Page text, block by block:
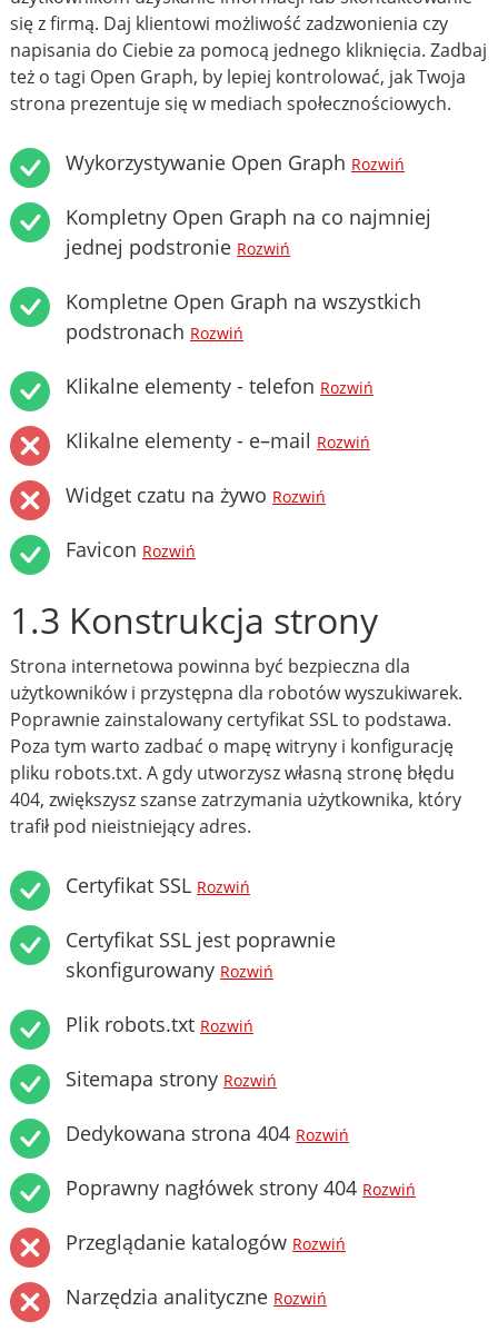
się z firmą. Daj klientowi możliwość zadzwonienia czy
napisania do Ciebie za pomocą jednego kliknięcia. Zadbaj
też o tagi Open Graph, by lepiej kontrolować, jak Twoja
strona prezentuje się w mediach społecznościowych.
Wykorzystywanie Open Graph Rozwiń
Kompletny Open Graph na co najmniej
jednej podstronie Rozwiń
Kompletne Open Graph na wszystkich
podstronach Rozwiń
Klikalne elementy - telefon Rozwiń
Klikalne elementy - e–mail Rozwiń
Widget czatu na żywo Rozwiń
Favicon Rozwiń
1.3 Konstrukcja strony
Strona internetowa powinna być bezpieczna dla
użytkowników i przystępna dla robotów wyszukiwarek.
Poprawnie zainstalowany certyfikat SSL to podstawa.
Poza tym warto zadbać o mapę witryny i konfigurację
pliku robots.txt. A gdy utworzysz własną stronę błędu
404, zwiększysz szanse zatrzymania użytkownika, który
trafił pod nieistniejący adres.
Certyfikat SSL Rozwiń
Certyfikat SSL jest poprawnie
skonfigurowany Rozwiń
Plik robots.txt Rozwiń
Sitemapa strony Rozwiń
Dedykowana strona 404 Rozwiń
Poprawny nagłówek strony 404 Rozwiń
Przeglądanie katalogów Rozwiń
Narzędzia analityczne Rozwiń